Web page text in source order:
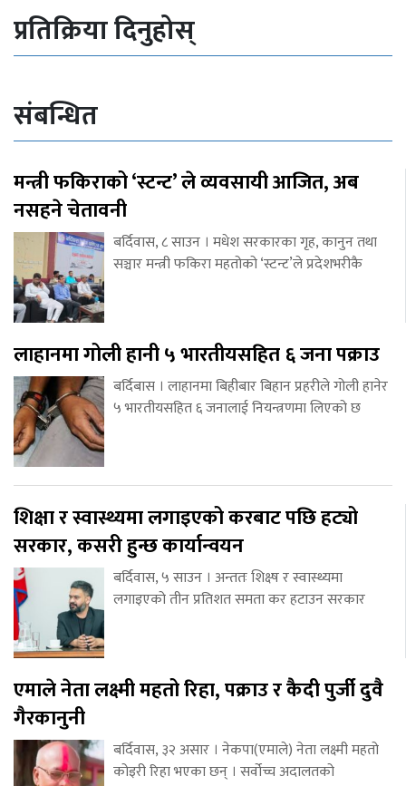
प्रतिक्रिया दिनुहोस्
संबन्धित
मन्त्री फकिराको ‘स्टन्ट’ ले व्यवसायी आजित, अब
नसहने चेतावनी
बर्दिवास, ८ साउन । मधेश सरकारका गृह, कानुन तथा
सञ्चार मन्त्री फकिरा महतोको ‘स्टन्ट’ले प्रदेशभरीकै
लाहानमा गोली हानी ५ भारतीयसहित ६ जना पक्राउ
बर्दिबास । लाहानमा बिहीबार बिहान प्रहरीले गोली हानेर
५ भारतीयसहित ६ जनालाई नियन्त्रणमा लिएको छ
शिक्षा र स्वास्थ्यमा लगाइएको करबाट पछि हट्यो
सरकार, कसरी हुन्छ कार्यान्वयन
बर्दिवास, ५ साउन । अन्ततः शिक्ष्ष र स्वास्थ्यमा
लगाइएको तीन प्रतिशत समता कर हटाउन सरकार
एमाले नेता लक्ष्मी महतो रिहा, पक्राउ र कैदी पुर्जी दुवै
गैरकानुनी
बर्दिवास, ३२ असार । नेकपा(एमाले) नेता लक्ष्मी महतो
कोइरी रिहा भएका छन् । सर्वोच्च अदालतको